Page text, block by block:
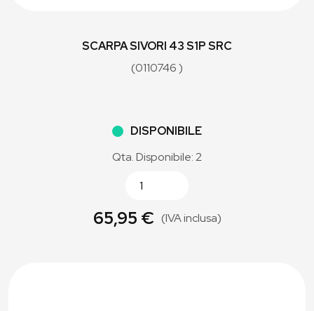
SCARPA SIVORI 43 S1P SRC
(0110746 )
DISPONIBILE
Qta. Disponibile: 2
65,95 € (IVA inclusa)